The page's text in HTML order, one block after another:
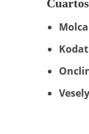
Kodat
Vesely